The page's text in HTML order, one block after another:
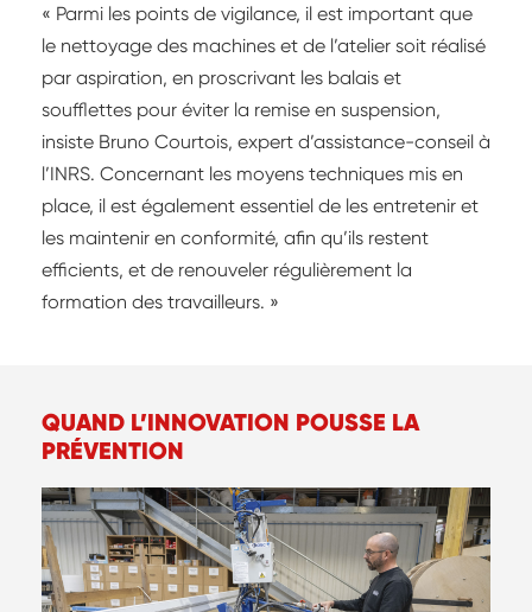
« Parmi les points de vigilance, il est important que
le nettoyage des machines et de l’atelier soit réalisé
par aspiration, en proscrivant les balais et
soufflettes pour éviter la remise en suspension,
insiste Bruno Courtois, expert d’assistance-conseil à
l’INRS. Concernant les moyens techniques mis en
place, il est également essentiel de les entretenir et
les maintenir en conformité, afin qu’ils restent
efficients, et de renouveler régulièrement la
formation des travailleurs. »
QUAND L’INNOVATION POUSSE LA
PRÉVENTION